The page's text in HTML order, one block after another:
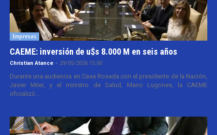
Empresas
CAEME: inversión de u$s 8.000 M en seis años
Christian Atance - 29/05/2026 15:00
Durante una audiencia en Casa Rosada con el presidente de la Nación,
Javier Milei, y el ministro de Salud, Mario Lugones, la CAEME
oficializó...